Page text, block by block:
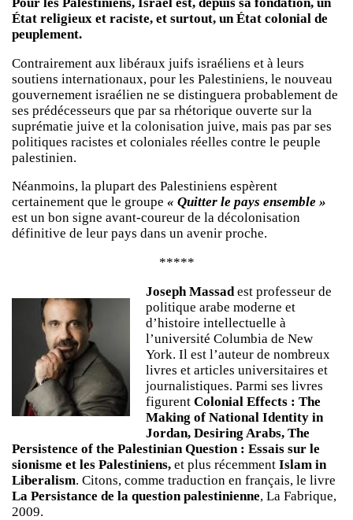
État religieux et raciste, et surtout, un État colonial de
peuplement.
Contrairement aux libéraux juifs israéliens et à leurs
soutiens internationaux, pour les Palestiniens, le nouveau
gouvernement israélien ne se distinguera probablement de
ses prédécesseurs que par sa rhétorique ouverte sur la
suprématie juive et la colonisation juive, mais pas par ses
politiques racistes et coloniales réelles contre le peuple
palestinien.
Néanmoins, la plupart des Palestiniens espèrent
certainement que le groupe « Quitter le pays ensemble »
est un bon signe avant-coureur de la décolonisation
définitive de leur pays dans un avenir proche.
*****
Joseph Massadest professeur de
politique arabe moderne et
d’histoire intellectuelle à
l’université Columbia de New
York. Il est l’auteur de nombreux
livres et articles universitaires et
journalistiques. Parmi ses livres
figurent Colonial Effects : The
Making of National Identity in
Jordan, Desiring Arabs, The
Persistence of the Palestinian Question : Essais sur le
sionisme et les Palestiniens, et plus récemment Islam in
Liberalism. Citons, comme traduction en français, le livre
La Persistance de la question palestinienne, La Fabrique,
2009.